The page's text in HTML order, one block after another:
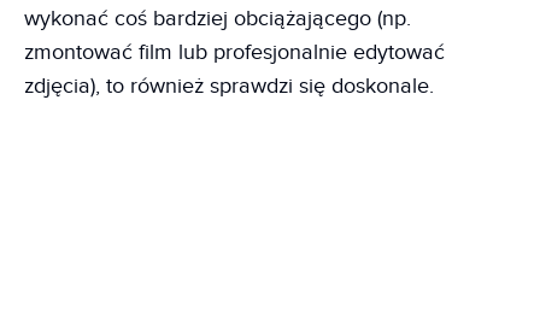
wykonać coś bardziej obciążającego (np.
zmontować film lub profesjonalnie edytować
zdjęcia), to również sprawdzi się doskonale.